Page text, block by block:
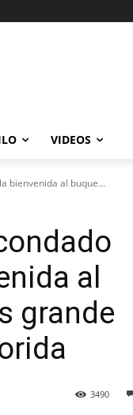
VIDEOS
bienvenida al buque...
al
grande
3490